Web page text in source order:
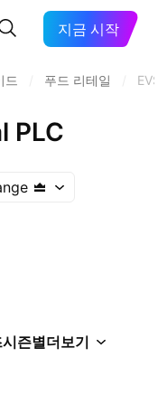
지금 시작
드 푸드 리테일
PLC
시즌별더보기